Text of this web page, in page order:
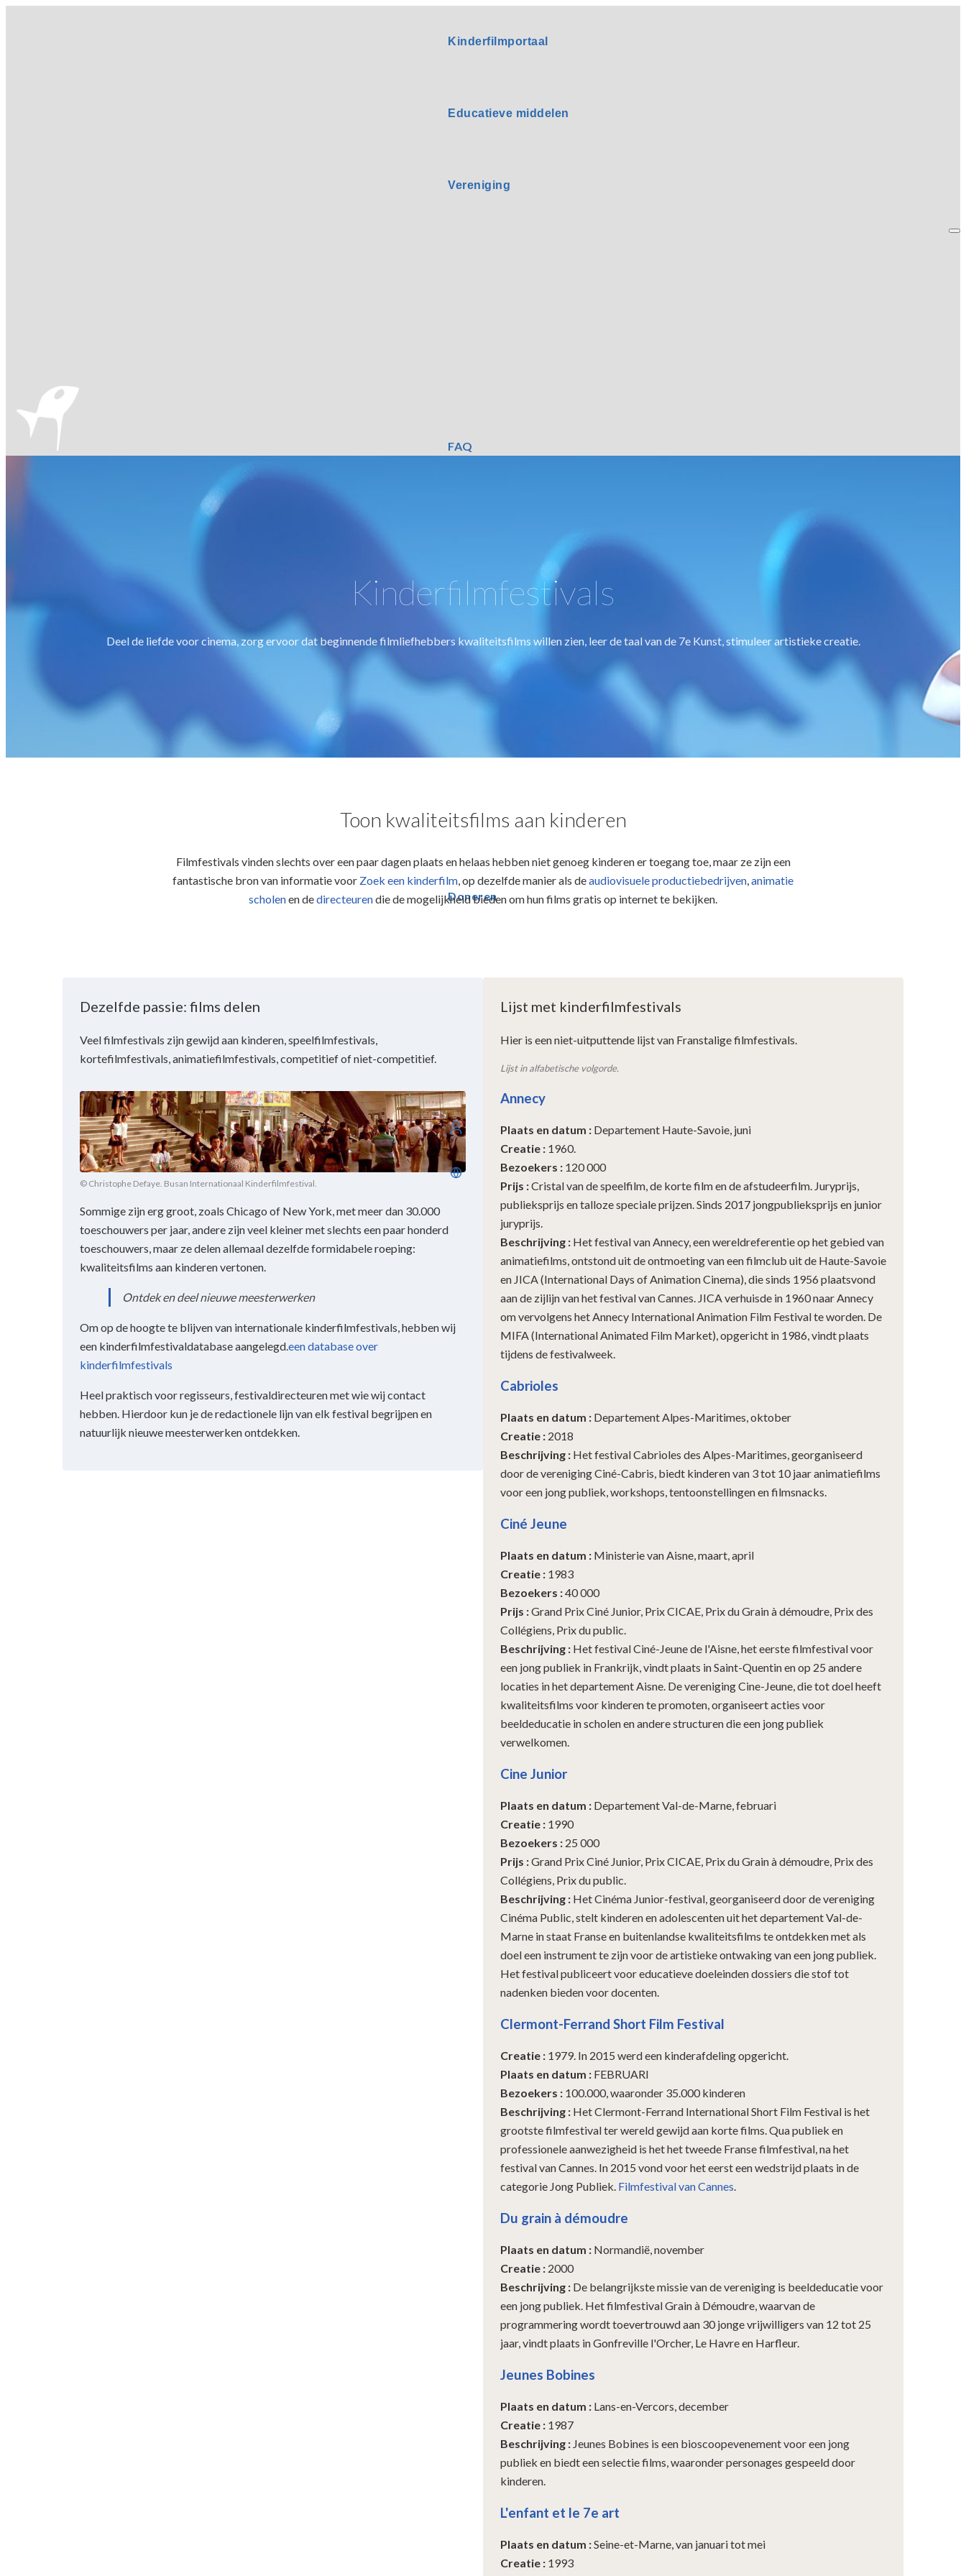
Kinderfilmportaal
Educatieve middelen
Vereniging
FAQ
Doneren
Inloggen
Nederlands
Kinderfilmfestivals
Deel de liefde voor cinema, zorg ervoor dat beginnende filmliefhebbers kwaliteitsfilms willen zien, leer de taal van de 7e Kunst, stimuleer artistieke creatie.
Toon kwaliteitsfilms aan kinderen
Filmfestivals vinden slechts over een paar dagen plaats en helaas hebben niet genoeg kinderen er toegang toe, maar ze zijn een
fantastische bron van informatie voor Zoek een kinderfilm,op dezelfde manier als deaudiovisuele productiebedrijven,animatie
scholenen dedirecteurendie de mogelijkheid bieden om hun films gratis op internet te bekijken.
Dezelfde passie: films delen
Veel filmfestivals zijn gewijd aan kinderen, speelfilmfestivals,
kortefilmfestivals, animatiefilmfestivals, competitief of niet-competitief.
© Christophe Defaye. Busan Internationaal Kinderfilmfestival.
Sommige zijn erg groot, zoals Chicago of New York, met meer dan 30.000
toeschouwers per jaar, andere zijn veel kleiner met slechts een paar honderd
toeschouwers, maar ze delen allemaal dezelfde formidabele roeping:
kwaliteitsfilms aan kinderen vertonen.
Ontdek en deel nieuwe meesterwerken
Om op de hoogte te blijven van internationale kinderfilmfestivals, hebben wij
een kinderfilmfestivaldatabase aangelegd.een database over
kinderfilmfestivals
Heel praktisch voor regisseurs, festivaldirecteuren met wie wij contact
hebben. Hierdoor kun je de redactionele lijn van elk festival begrijpen en
natuurlijk nieuwe meesterwerken ontdekken.
Lijst met kinderfilmfestivals
Hier is een niet-uitputtende lijst van Franstalige filmfestivals.
Lijst in alfabetische volgorde.
Annecy
Plaats en datum : Departement Haute-Savoie, juni
Creatie : 1960.
Bezoekers : 120 000
Prijs :Cristal van de speelfilm, de korte film en de afstudeerfilm. Juryprijs,
publieksprijs en talloze speciale prijzen. Sinds 2017 jongpublieksprijs en junior
juryprijs.
Beschrijving : Het festival van Annecy, een wereldreferentie op het gebied van
animatiefilms, ontstond uit de ontmoeting van een filmclub uit de Haute-Savoie
en JICA (International Days of Animation Cinema), die sinds 1956 plaatsvond
aan de zijlijn van het festival van Cannes. JICA verhuisde in 1960 naar Annecy
om vervolgens het Annecy International Animation Film Festival te worden. De
MIFA (International Animated Film Market), opgericht in 1986, vindt plaats
tijdens de festivalweek.
Cabrioles
Plaats en datum : Departement Alpes-Maritimes, oktober
Creatie : 2018
Beschrijving : Het festival Cabrioles des Alpes-Maritimes, georganiseerd
door de vereniging Ciné-Cabris, biedt kinderen van 3 tot 10 jaar animatiefilms
voor een jong publiek, workshops, tentoonstellingen en filmsnacks.
Ciné Jeune
Plaats en datum : Ministerie van Aisne, maart, april
Creatie : 1983
Bezoekers :40 000
Prijs :Grand Prix Ciné Junior, Prix CICAE, Prix du Grain à démoudre, Prix des
Collégiens, Prix du public.
Beschrijving : Het festival Ciné-Jeune de l'Aisne, het eerste filmfestival voor
een jong publiek in Frankrijk, vindt plaats in Saint-Quentin en op 25 andere
locaties in het departement Aisne. De vereniging Cine-Jeune, die tot doel heeft
kwaliteitsfilms voor kinderen te promoten, organiseert acties voor
beeldeducatie in scholen en andere structuren die een jong publiek
verwelkomen.
Cine Junior
Plaats en datum : Departement Val-de-Marne, februari
Creatie : 1990
Bezoekers : 25 000
Prijs :Grand Prix Ciné Junior, Prix CICAE, Prix du Grain à démoudre, Prix des
Collégiens, Prix du public.
Beschrijving : Het Cinéma Junior-festival, georganiseerd door de vereniging
Cinéma Public, stelt kinderen en adolescenten uit het departement Val-de-
Marne in staat Franse en buitenlandse kwaliteitsfilms te ontdekken met als
doel een instrument te zijn voor de artistieke ontwaking van een jong publiek.
Het festival publiceert voor educatieve doeleinden dossiers die stof tot
nadenken bieden voor docenten.
Clermont-Ferrand Short Film Festival
Creatie : 1979. In 2015 werd een kinderafdeling opgericht.
Plaats en datum : FEBRUARI
Bezoekers : 100.000, waaronder 35.000 kinderen
Beschrijving : Het Clermont-Ferrand International Short Film Festival is het
grootste filmfestival ter wereld gewijd aan korte films. Qua publiek en
professionele aanwezigheid is het het tweede Franse filmfestival, na het
festival van Cannes. In 2015 vond voor het eerst een wedstrijd plaats in de
categorie Jong Publiek. Filmfestival van Cannes.
Du grain à démoudre
Plaats en datum : Normandië, november
Creatie : 2000
Beschrijving : De belangrijkste missie van de vereniging is beeldeducatie voor
een jong publiek. Het filmfestival Grain à Démoudre, waarvan de
programmering wordt toevertrouwd aan 30 jonge vrijwilligers van 12 tot 25
jaar, vindt plaats in Gonfreville l'Orcher, Le Havre en Harfleur.
Jeunes Bobines
Plaats en datum : Lans-en-Vercors, december
Creatie : 1987
Beschrijving : Jeunes Bobines is een bioscoopevenement voor een jong
publiek en biedt een selectie films, waaronder personages gespeeld door
kinderen.
L'enfant et le 7e art
Plaats en datum :Seine-et-Marne, van januari tot mei
Creatie : 1993